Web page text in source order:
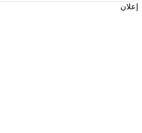
إعلان